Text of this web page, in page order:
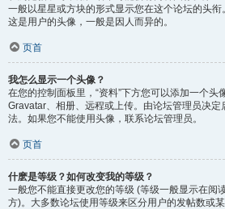
一般以星星或方块的形式显示您在这个论坛的头衔
这是用户的头像，一般是因人而异的。
页首
我怎么显示一个头像？
在您的控制面板里，“资料”下方您可以添加一个头
Gravatar、相册、远程或上传。由论坛管理员决
法。如果您不能使用头像，联系论坛管理员。
页首
什麽是等级？如何改变我的等级？
一般您不能直接更改您的等级 (等级一般显示在阅
方)。大多数论坛使用等级来区分用户的发帖数或